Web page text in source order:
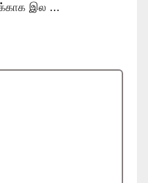
இல …